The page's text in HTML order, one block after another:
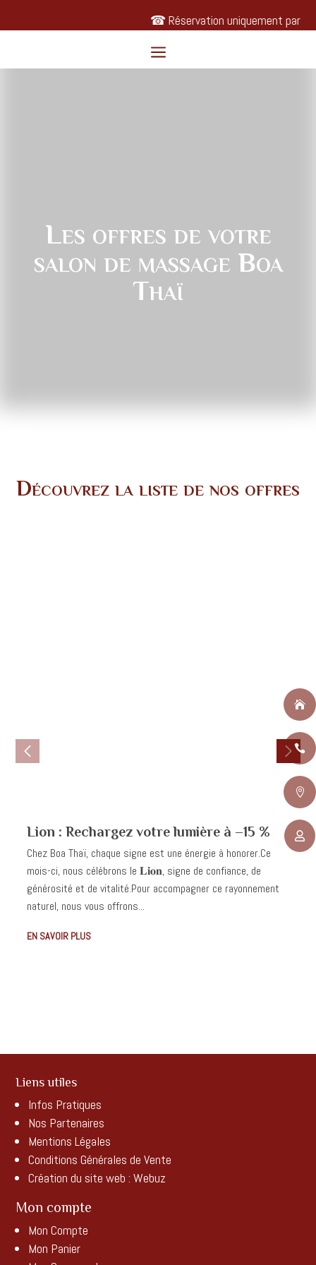
☎ Réservation uniquement par
a




Les offres de votre
salon de massage Boa
Thaï
Découvrez la liste de nos offres
Lion : Rechargez votre lumière à –15 %
Chez Boa Thaï, chaque signe est une énergie à honorer.Ce
mois-ci, nous célébrons le 𝐋𝐢𝐨𝐧, signe de confiance, de
générosité et de vitalité.Pour accompagner ce rayonnement
naturel, nous vous offrons...
EN SAVOIR PLUS
Liens utiles
Infos Pratiques
Nos Partenaires
Mentions Légales
Conditions Générales de Vente
Création du site web :Webuz
Mon compte
Mon Compte
Mon Panier